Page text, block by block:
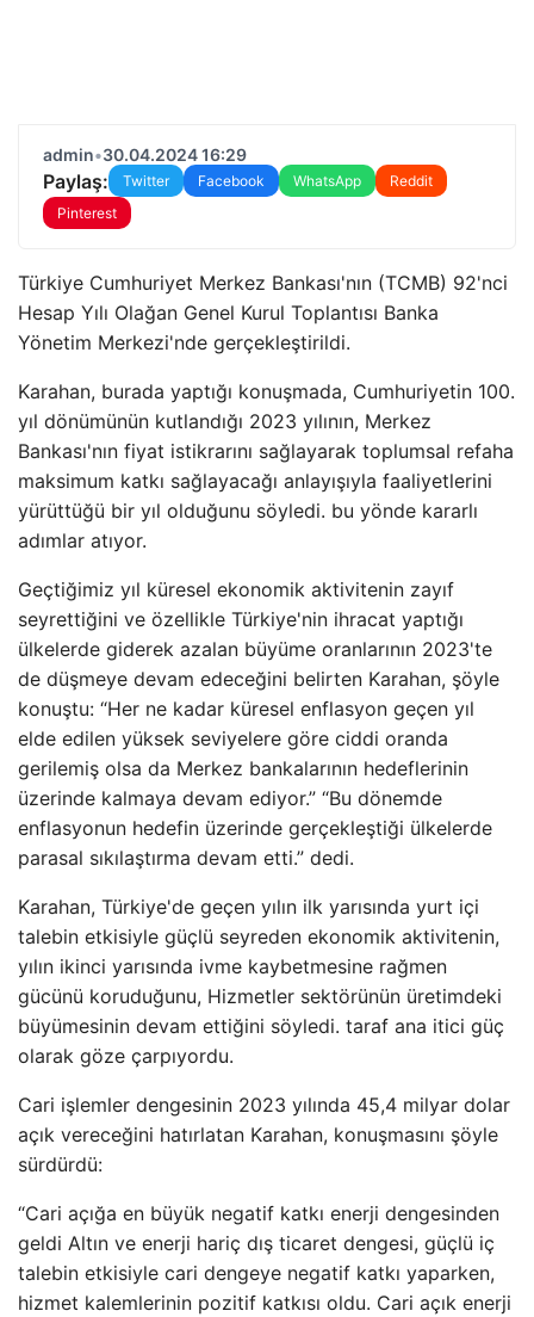
admin•30.04.2024 16:29
Paylaş: Twitter Facebook WhatsApp
Reddit
Pinterest
Türkiye Cumhuriyet Merkez Bankası'nın (TCMB) 92'nci
Hesap Yılı Olağan Genel Kurul Toplantısı Banka
Yönetim Merkezi'nde gerçekleştirildi.
Karahan, burada yaptığı konuşmada, Cumhuriyetin 100.
yıl dönümünün kutlandığı 2023 yılının, Merkez
Bankası'nın fiyat istikrarını sağlayarak toplumsal refaha
maksimum katkı sağlayacağı anlayışıyla faaliyetlerini
yürüttüğü bir yıl olduğunu söyledi. bu yönde kararlı
adımlar atıyor.
Geçtiğimiz yıl küresel ekonomik aktivitenin zayıf
seyrettiğini ve özellikle Türkiye'nin ihracat yaptığı
ülkelerde giderek azalan büyüme oranlarının 2023'te
de düşmeye devam edeceğini belirten Karahan, şöyle
konuştu: “Her ne kadar küresel enflasyon geçen yıl
elde edilen yüksek seviyelere göre ciddi oranda
gerilemiş olsa da Merkez bankalarının hedeflerinin
üzerinde kalmaya devam ediyor.” “Bu dönemde
enflasyonun hedefin üzerinde gerçekleştiği ülkelerde
parasal sıkılaştırma devam etti.” dedi.
Karahan, Türkiye'de geçen yılın ilk yarısında yurt içi
talebin etkisiyle güçlü seyreden ekonomik aktivitenin,
yılın ikinci yarısında ivme kaybetmesine rağmen
gücünü koruduğunu, Hizmetler sektörünün üretimdeki
büyümesinin devam ettiğini söyledi. taraf ana itici güç
olarak göze çarpıyordu.
Cari işlemler dengesinin 2023 yılında 45,4 milyar dolar
açık vereceğini hatırlatan Karahan, konuşmasını şöyle
sürdürdü:
“Cari açığa en büyük negatif katkı enerji dengesinden
geldi Altın ve enerji hariç dış ticaret dengesi, güçlü iç
talebin etkisiyle cari dengeye negatif katkı yaparken,
hizmet kalemlerinin pozitif katkısı oldu. Cari açık enerji